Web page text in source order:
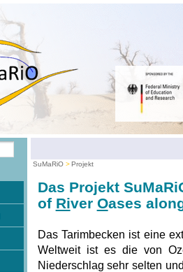
SuMaRiO Projekt
Das Projekt
of River Oases
Das Tarimbecken ist eine
Weltweit ist es die von
Niederschlag sehr selten